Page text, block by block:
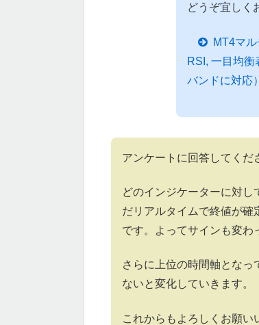
どうぞ宜しく
MT4マ
RSI, 一目均
バンドに対応）
アンケートに回答してくだ
どのインジケーターに対し
だリアルタイムで終値が確
です。よってサインも変わ
さらに上位の時間軸となっ
ないと変化していきます。
これからもよろしくお願い